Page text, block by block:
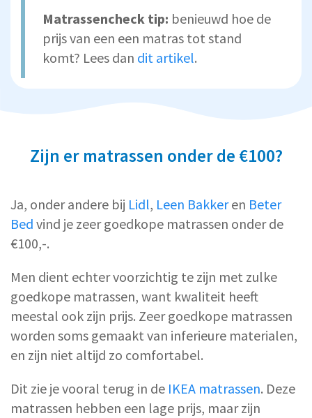
Matrassencheck tip: benieuwd hoe de
prijs van een een matras tot stand
komt? Lees dan dit artikel.
Zijn er matrassen onder de €100?
Ja, onder andere bij Lidl, Leen Bakkeren Beter
Bed vind je zeer goedkope matrassen onder de
€100,-.
Men dient echter voorzichtig te zijn met zulke
goedkope matrassen, want kwaliteit heeft
meestal ook zijn prijs. Zeer goedkope matrassen
worden soms gemaakt van inferieure materialen,
en zijn niet altijd zo comfortabel.
Dit zie je vooral terug in de IKEA matrassen. Deze
matrassen hebben een lage prijs, maar zijn